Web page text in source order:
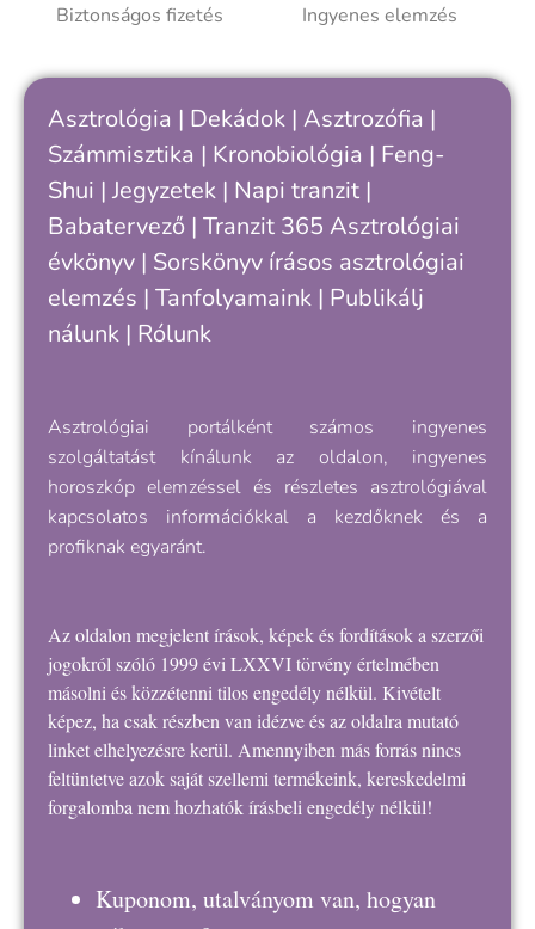
Biztonságos fizetés Ingyenes elemzés
Asztrológia | Dekádok | Asztrozófia |
Számmisztika | Kronobiológia | Feng-
Shui | Jegyzetek | Napi tranzit |
Babatervező | Tranzit 365 Asztrológiai
évkönyv | Sorskönyv írásos asztrológiai
elemzés | Tanfolyamaink | Publikálj
nálunk | Rólunk
Asztrológiai portálként számos ingyenes
szolgáltatást kínálunk az oldalon, ingyenes
horoszkóp elemzéssel és részletes asztrológiával
kapcsolatos információkkal a kezdőknek és a
profiknak egyaránt.
Az oldalon megjelent írások, képek és fordítások a szerzői
jogokról szóló 1999 évi LXXVI törvény értelmében
másolni és közzétenni tilos engedély nélkül. Kivételt
képez, ha csak részben van idézve és az oldalra mutató
linket elhelyezésre kerül. Amennyiben más forrás nincs
feltüntetve azok saját szellemi termékeink, kereskedelmi
forgalomba nem hozhatók írásbeli engedély nélkül!
Kuponom, utalványom van, hogyan